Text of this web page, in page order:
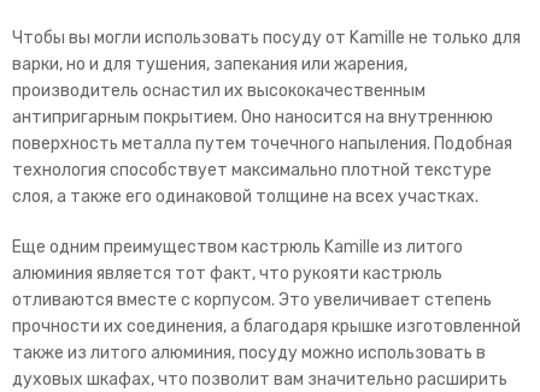
Чтобы вы могли использовать посуду от Kamille не только для
варки, но и для тушения, запекания или жарения,
производитель оснастил их высококачественным
антипригарным покрытием. Оно наносится на внутреннюю
поверхность металла путем точечного напыления. Подобная
технология способствует максимально плотной текстуре
слоя, а также его одинаковой толщине на всех участках.
Еще одним преимуществом кастрюль Kamille из литого
алюминия является тот факт, что рукояти кастрюль
отливаются вместе с корпусом. Это увеличивает степень
прочности их соединения, а благодаря крышке изготовленной
также из литого алюминия, посуду можно использовать в
духовых шкафах, что позволит вам значительно расширить